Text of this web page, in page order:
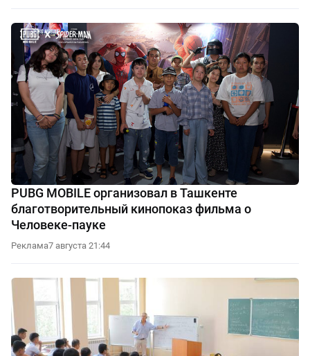
PUBG MOBILE организовал в Ташкенте
благотворительный кинопоказ фильма о
Человеке-пауке
Реклама7 августа 21:44